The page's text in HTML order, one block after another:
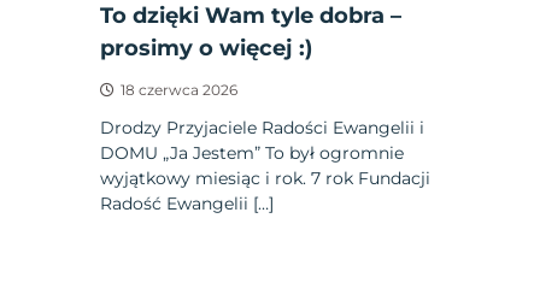
To dzięki Wam tyle dobra –
prosimy o więcej :)
18 czerwca 2026
Drodzy Przyjaciele Radości Ewangelii i
DOMU „Ja Jestem” To był ogromnie
wyjątkowy miesiąc i rok. 7 rok Fundacji
Radość Ewangelii […]